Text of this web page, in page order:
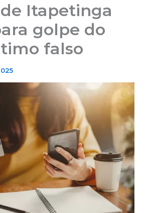
Itapetinga
golpe do
falso